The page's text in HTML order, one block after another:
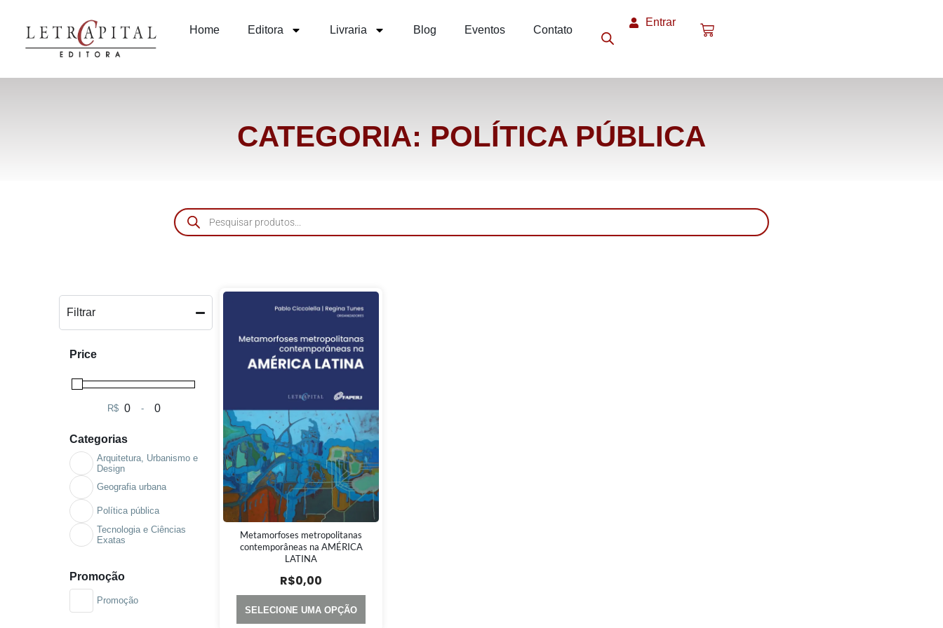
Home Editora Livraria Blog Eventos Contato
Entrar
CATEGORIA: POLÍTICA PÚBLICA
Filtrar
Price
R$ Minimum Price
-Maximum Price
Categorias
Arquitetura, Urbanismo e
Design
Geografia urbana
Política pública
Tecnologia e Ciências
Exatas
Promoção
Promoção
Metamorfoses metropolitanas
contemporâneas na AMÉRICA
LATINA
R$0,00
SELECIONE UMA OPÇÃO